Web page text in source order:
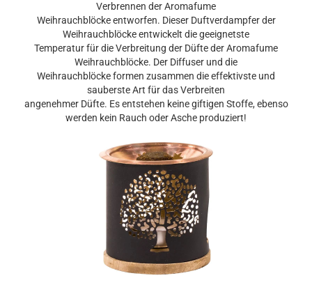
Verbrennen der Aromafume
Weihrauchblöcke entworfen. Dieser Duftverdampfer der
Weihrauchblöcke entwickelt die geeignetste
Temperatur für die Verbreitung der Düfte der Aromafume
Weihrauchblöcke. Der Diffuser und die
Weihrauchblöcke formen zusammen die effektivste und
sauberste Art für das Verbreiten
angenehmer Düfte. Es entstehen keine giftigen Stoffe, ebenso
werden kein Rauch oder Asche produziert!